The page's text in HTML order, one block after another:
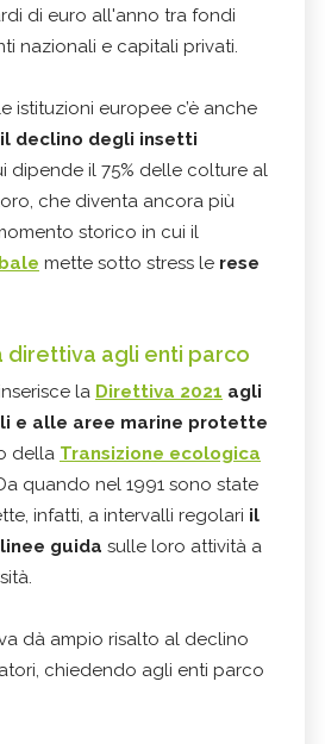
di euro all'anno tra fondi
nazionali e capitali privati.
istituzioni europee c’è anche
declino degli insetti
dipende il 75% delle colture al
che diventa ancora più
storico in cui il
mette sotto stress le rese
direttiva agli enti parco
la Direttiva 2021 agli
e alle aree marine protette
della Transizione ecologica
quando nel 1991 sono state
infatti, a intervalli regolari il
guida sulle loro attività a
dà ampio risalto al declino
chiedendo agli enti parco